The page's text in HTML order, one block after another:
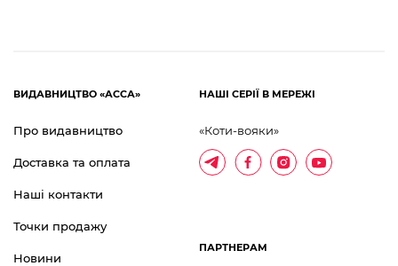
ВИДАВНИЦТВО «АССА»
Про видавництво
Доставка та оплата
Наші контакти
Точки продажу
Новини
НАШІ СЕРІЇ В МЕРЕЖІ
«Коти-вояки»
ПАРТНЕРАМ